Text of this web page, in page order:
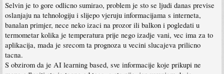
Selvin je to gore odlicno sumirao, problem je sto se ljudi danas previse
oslanjaju na tehnologiju i slijepo vjeruju informacijama s interneta,
banalan primjer, nece neko izaci na prozor ili balkon i pogledati u
termometar kolika je temperatura prije nego izadje vani, vec ima za to
aplikacija, mada je srecom ta prognoza u vecini slucajeva prilicno
tacna.
S obzirom da je AI learning based, sve informacije koje prikupi ne